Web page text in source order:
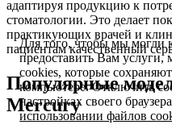
адаптируя продукцию к
стоматологии. Это делает
практикующих врачей и
пациентам качественный
Популярные
Mercury
Для того, чтобы мы могли
предоставить Вам услуги,
cookies, которые
компьютере. Отключить
настройках своего
использовании файлов